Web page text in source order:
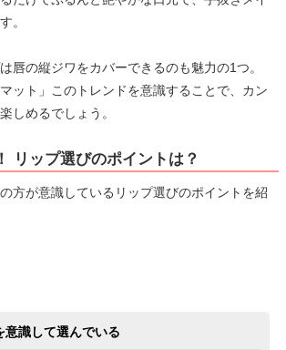
。
唇の縦ジワをカバーできるのも魅力の1つ。
マット」このトレンドを意識することで、カン
しめるでしょう。
リップ選びのポイントは？
方が意識しているリップ選びのポイントを紹
意識して選んでいる